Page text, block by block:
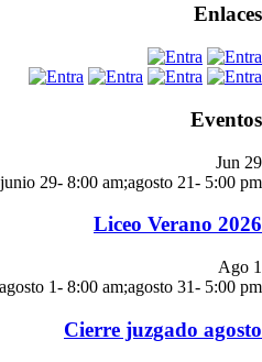
Enlaces
Eventos
Jun 29
junio 29- 8:00 am;agosto 21- 5:00 pm
Liceo Verano 2026
Ago 1
agosto 1- 8:00 am;agosto 31- 5:00 pm
Cierre juzgado agosto